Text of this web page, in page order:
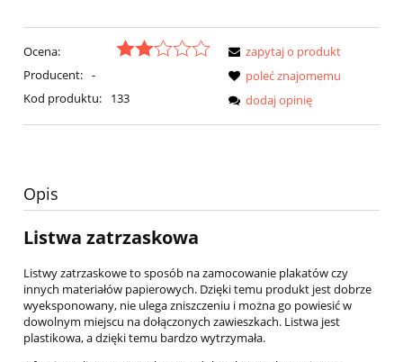
Ocena:
Producent: -
Kod produktu:
133
zapytaj o produkt
poleć znajomemu
dodaj opinię
Opis
Listwa zatrzaskowa
Listwy zatrzaskowe to sposób na zamocowanie plakatów czy
innych materiałów papierowych. Dzięki temu produkt jest dobrze
wyeksponowany, nie ulega zniszczeniu i można go powiesić w
dowolnym miejscu na dołączonych zawieszkach. Listwa jest
plastikowa, a dzięki temu bardzo wytrzymała.